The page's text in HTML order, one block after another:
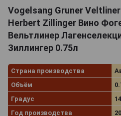
Vogelsang Gruner
Herbert Zillinger Вино
Вельтлинер
Зиллингер 0.75л
Страна производства
Объём
Градус
Год производства